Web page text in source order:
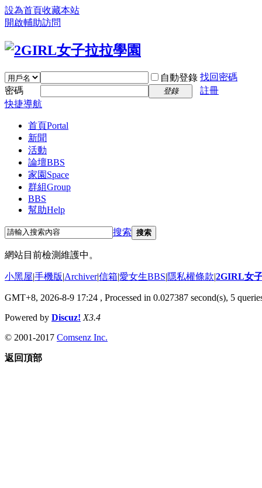
設為首頁收藏本站
開啟輔助訪問
自動登錄 找回密碼
密碼
登錄
註冊
快捷導航
首頁Portal
新聞
活動
論壇BBS
家園 Space
群組Group
BBS
幫助Help
搜索 搜索
網站目前檢測維護中。
小黑屋|手機版|Archiver|信箱|愛女生BBS|隱私權條款|2GIRL女
GMT+8, 2026-8-9 17:24 , Processed in 0.027387 second(s), 5
Powered by Discuz! X3.4
© 2001-2017 Comsenz Inc.
返回頂部